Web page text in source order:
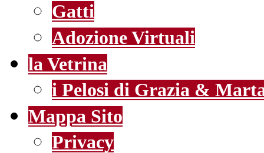
Gatti
Adozione Virtuali
la Vetrina
i Pelosi di Grazia &
Mappa Sito
Privacy